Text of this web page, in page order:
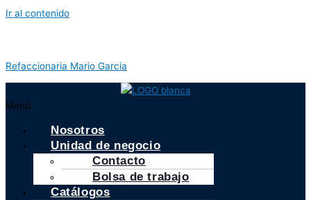
Ir al contenido
Refaccionaria Mario Garcia
Menú
Nosotros
Unidad de negocio
Contacto
Bolsa de trabajo
Catálogos